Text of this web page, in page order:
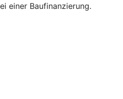
einer Baufinanzierung.